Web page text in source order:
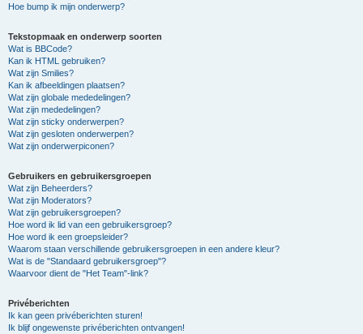
Hoe bump ik mijn onderwerp?
Tekstopmaak en onderwerp soorten
Wat is BBCode?
Kan ik HTML gebruiken?
Wat zijn Smilies?
Kan ik afbeeldingen plaatsen?
Wat zijn globale mededelingen?
Wat zijn mededelingen?
Wat zijn sticky onderwerpen?
Wat zijn gesloten onderwerpen?
Wat zijn onderwerpiconen?
Gebruikers en gebruikersgroepen
Wat zijn Beheerders?
Wat zijn Moderators?
Wat zijn gebruikersgroepen?
Hoe word ik lid van een gebruikersgroep?
Hoe word ik een groepsleider?
Waarom staan verschillende gebruikersgroepen in een andere kleur?
Wat is de "Standaard gebruikersgroep"?
Waarvoor dient de "Het Team"-link?
Privéberichten
Ik kan geen privéberichten sturen!
Ik blijf ongewenste privéberichten ontvangen!